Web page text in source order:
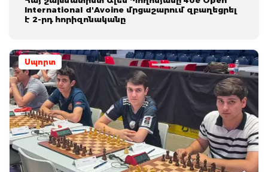
International d'Avoine մրցաշարում զբաղեցրել
է 2-րդ հորիզոնականը
Սպորտ